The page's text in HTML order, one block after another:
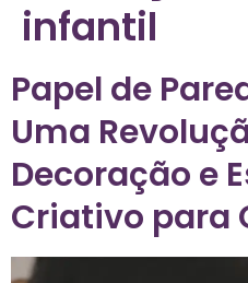
infantil
Papel de
Uma
Decoração e
Criativo para